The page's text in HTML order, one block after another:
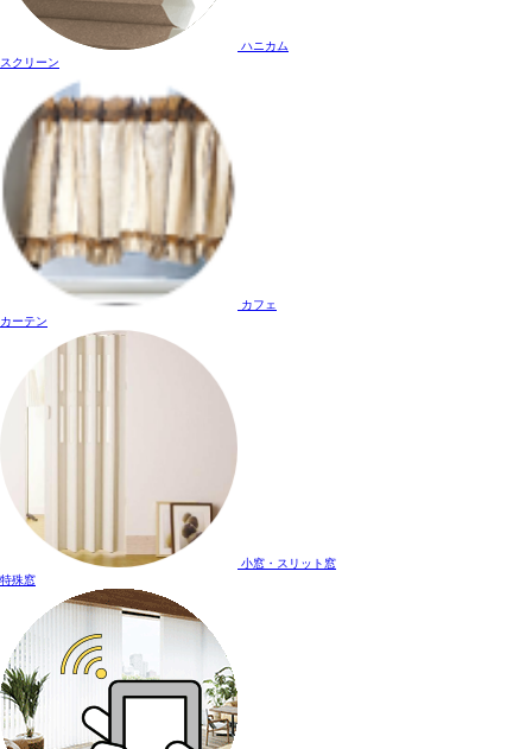
ハニカム
スクリーン
カフェ
カーテン
小窓・スリット窓
特殊窓